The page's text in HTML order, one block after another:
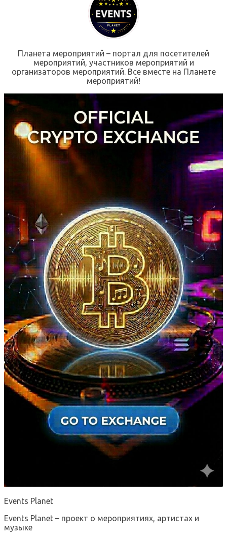
Планета мероприятий – портал для посетителей
мероприятий, участников мероприятий и
организаторов мероприятий. Все вместе на Планете
мероприятий!
Events Planet
Events Planet – проект о мероприятиях, артистах и
музыке